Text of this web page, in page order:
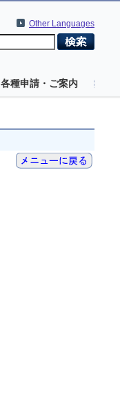
Other Languages
各種申請・ご案内